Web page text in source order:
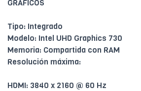
GRÁFICOS
Tipo: Integrado
Modelo: Intel UHD Graphics 730
Memoria: Compartida con RAM
Resolución máxima:
HDMI: 3840 x 2160 @ 60 Hz